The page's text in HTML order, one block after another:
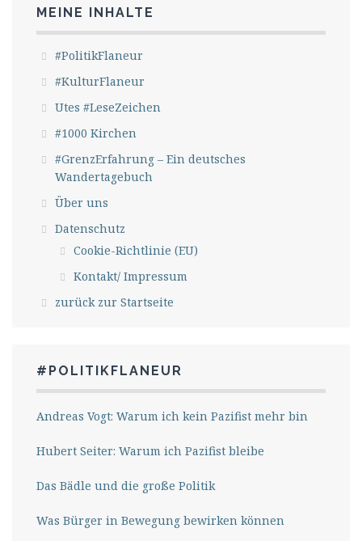
MEINE INHALTE
#PolitikFlaneur
#KulturFlaneur
Utes #LeseZeichen
#1000 Kirchen
#GrenzErfahrung – Ein deutsches
Wandertagebuch
Über uns
Datenschutz
Cookie-Richtlinie (EU)
Kontakt/ Impressum
zurück zur Startseite
#POLITIKFLANEUR
Andreas Vogt: Warum ich kein Pazifist mehr bin
Hubert Seiter: Warum ich Pazifist bleibe
Das Bädle und die große Politik
Was Bürger in Bewegung bewirken können